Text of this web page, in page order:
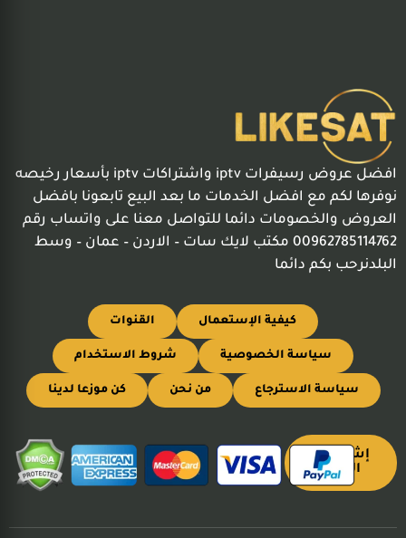
افضل عروض رسيفرات iptv واشتراكات iptv بأسعار رخيصه
نوفرها لكم مع افضل الخدمات ما بعد البيع تابعونا بافضل
العروض والخصومات دائما للتواصل معنا على واتساب رقم
00962785114762 مكتب لايك سات – الاردن – عمان – وسط
البلدنرحب بكم دائما
كيفية الإستعمال القنوات
سياسة الخصوصية شروط الاستخدام
سياسة الاسترجاع من نحن كن موزعا لدينا
إشترك
الآن